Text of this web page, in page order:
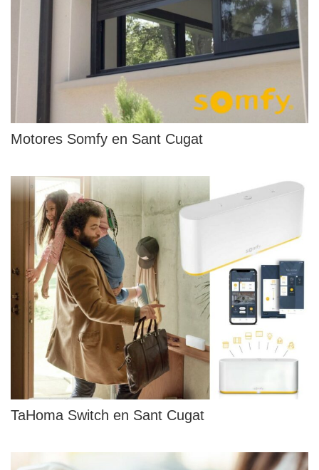
Motores Somfy en Sant Cugat
TaHoma Switch en Sant Cugat